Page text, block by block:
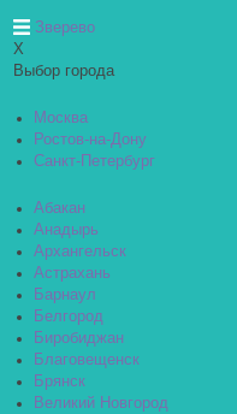
Зверево
X
Выбор города
Москва
Ростов-на-Дону
Санкт-Петербург
Абакан
Анадырь
Архангельск
Астрахань
Барнаул
Белгород
Биробиджан
Благовещенск
Брянск
Великий Новгород